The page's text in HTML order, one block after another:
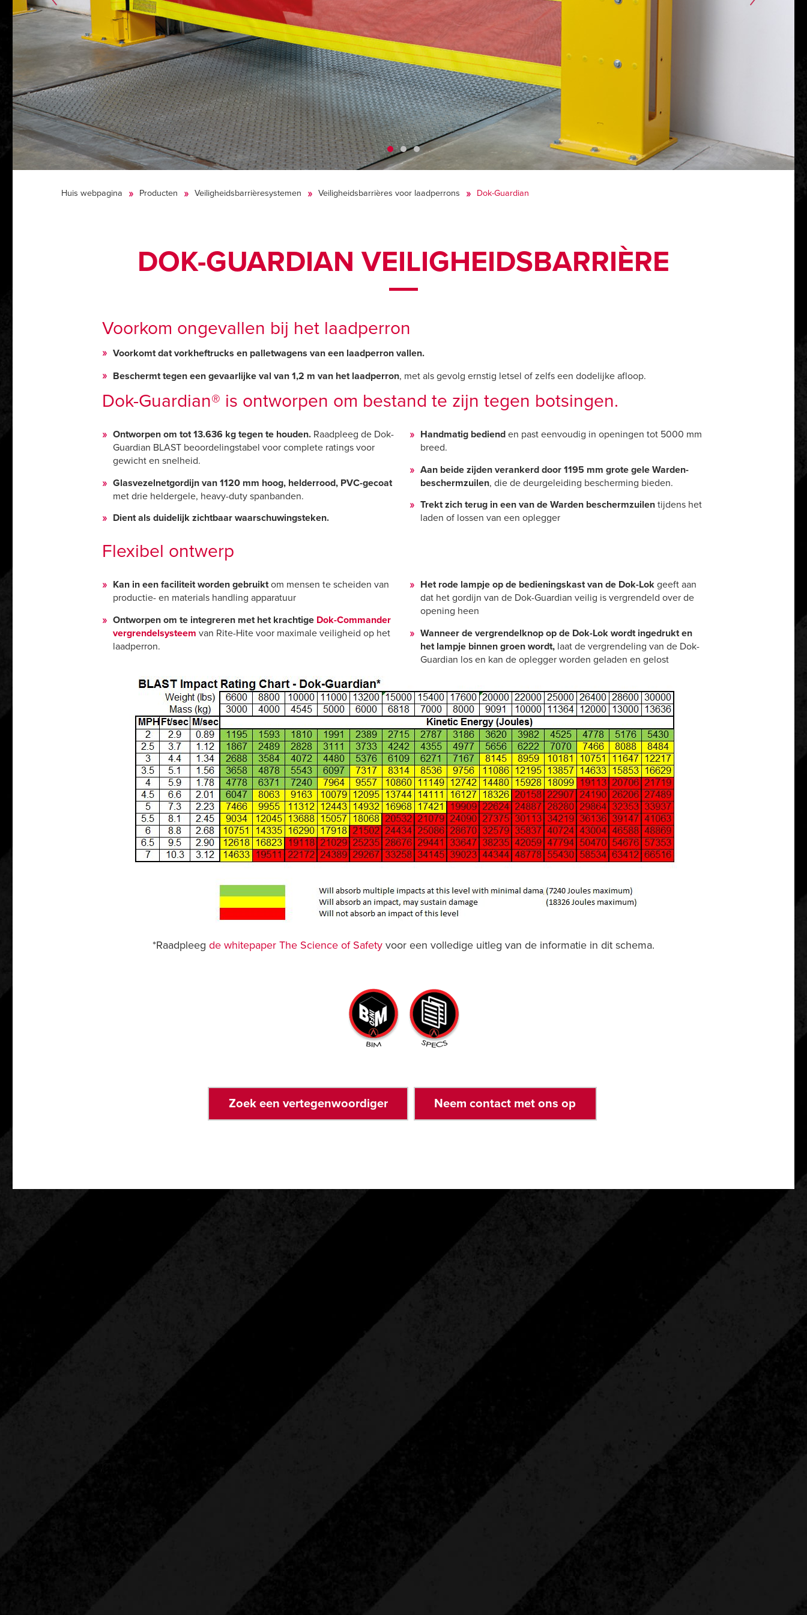
Huis webpagina Producten Veiligheidsbarrièresystemen Veiligheidsbarrières voor laadperrons Dok-Guardian
DOK-GUARDIAN VEILIGHEIDSBARRIÈRE
Voorkom ongevallen bij het laadperron
Voorkomt dat vorkheftrucks en palletwagens van een laadperron vallen.
Beschermt tegen een gevaarlijke val van 1,2 m van het laadperron, met als gevolg ernstig letsel of zelfs een dodelijke afloop.
Dok-Guardian® is ontworpen om bestand te zijn tegen botsingen.
Ontworpen om tot 13.636 kg tegen te houden. Raadpleeg de Dok-
Guardian BLAST beoordelingstabel voor complete ratings voor
gewicht en snelheid.
Glasvezelnetgordijn van 1120 mm hoog, helderrood, PVC-gecoat
met drie heldergele, heavy-duty spanbanden.
Dient als duidelijk zichtbaar waarschuwingsteken.
Handmatig bedienden past eenvoudig in openingen tot 5000 mm
breed.
Aan beide zijden verankerd door 1195 mm grote gele Warden-
beschermzuilen, die de deurgeleiding bescherming bieden.
Trekt zich terug in een van deWarden beschermzuilentijdens het
laden of lossen van een oplegger
Flexibel ontwerp
Kan in een faciliteit worden gebruiktom mensen te scheiden van
productie- en materials handling apparatuur
Ontworpen om te integreren met het krachtige Dok-Commander
vergrendelsysteem van Rite-Hite voor maximale veiligheid op het
laadperron.
Het rode lampje op de bedieningskast van de Dok-Lok geeft aan
dat het gordijn van de Dok-Guardian veilig is vergrendeld over de
opening heen
Wanneer de vergrendelknop op de Dok-Lok wordt ingedrukt en
het lampje binnen groen wordt, laat de vergrendeling van de Dok-
Guardian los en kan de oplegger worden geladen en gelost
*Raadpleeg de whitepaper The Science of Safety voor een volledige uitleg van de informatie in dit schema.
Zoek een vertegenwoordiger Neem contact met ons op